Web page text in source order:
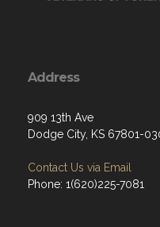
Address
909 13th Ave
Dodge City, KS 67801-
Contact Us via Email
Phone: 1(620)225-7081